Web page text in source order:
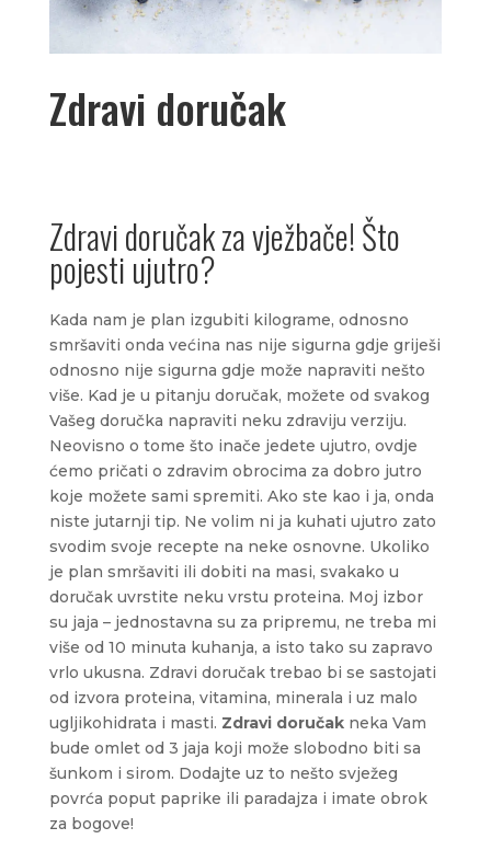
Zdravi doručak
Zdravi doručak za vježbače! Što
pojesti ujutro?
Kada nam je plan izgubiti kilograme, odnosno
smršaviti onda većina nas nije sigurna gdje griješi
odnosno nije sigurna gdje može napraviti nešto
više. Kad je u pitanju doručak, možete od svakog
Vašeg doručka napraviti neku zdraviju verziju.
Neovisno o tome što inače jedete ujutro, ovdje
ćemo pričati o zdravim obrocima za dobro jutro
koje možete sami spremiti. Ako ste kao i ja, onda
niste jutarnji tip. Ne volim ni ja kuhati ujutro zato
svodim svoje recepte na neke osnovne. Ukoliko
je plan smršaviti ili dobiti na masi, svakako u
doručak uvrstite neku vrstu proteina. Moj izbor
su jaja – jednostavna su za pripremu, ne treba mi
više od 10 minuta kuhanja, a isto tako su zapravo
vrlo ukusna. Zdravi doručak trebao bi se sastojati
od izvora proteina, vitamina, minerala i uz malo
ugljikohidrata i masti. Zdravi doručakneka Vam
bude omlet od 3 jaja koji može slobodno biti sa
šunkom i sirom. Dodajte uz to nešto svježeg
povrća poput paprike ili paradajza i imate obrok
za bogove!